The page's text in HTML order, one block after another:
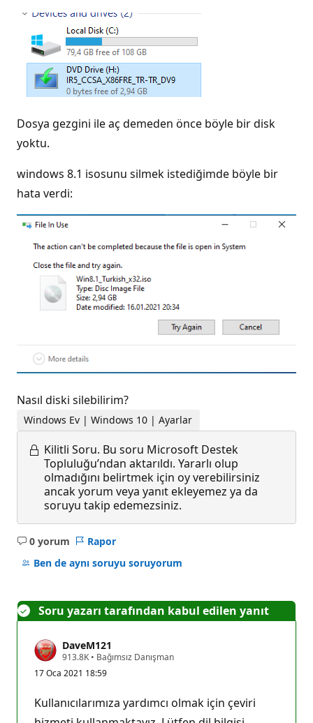
Dosya gezgini ile aç demeden önce böyle bir disk
yoktu.
windows 8.1 isosunu silmek istediğimde böyle bir
hata verdi:
Nasıl diski silebilirim?
Windows Ev | Windows 10 | Ayarlar
Kilitli Soru. Bu soru Microsoft Destek
Topluluğu’ndan aktarıldı. Yararlı olup
olmadığını belirtmek için oy verebilirsiniz
ancak yorum veya yanıt ekleyemez ya da
soruyu takip edemezsiniz.
0 yorum
Açıklama
yok
Rapor
Ben de aynı soruyu soruyorum
Soru yazarı tarafından kabul edilen yanıt
DaveM121
913.8K S
y
ı
n
l
• Bağımsız Danışman
17 Oca 2021 18:59
Kullanıcılarımıza yardımcı olmak için çeviri